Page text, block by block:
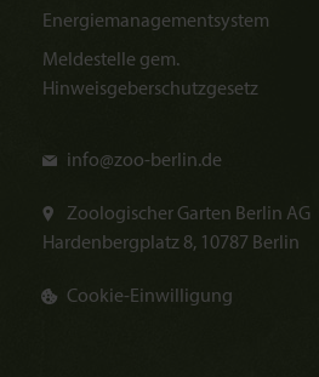
Energiemanagementsystem
Meldestelle gem.
Hinweisgeberschutzgesetz
info@zoo-berlin.de
Zoologischer Garten Berlin AG
Hardenbergplatz 8, 10787 Berlin
Cookie-Einwilligung